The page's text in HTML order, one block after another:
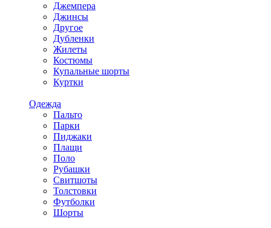
Джемпера
Джинсы
Другое
Дубленки
Жилеты
Костюмы
Купальные шорты
Куртки
Одежда
Пальто
Парки
Пиджаки
Плащи
Поло
Рубашки
Свитшоты
Толстовки
Футболки
Шорты